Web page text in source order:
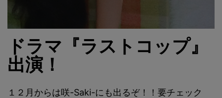
ドラマ『ラストコップ』
出演！
１２月からは咲-Saki-にも出るぞ！！要チェック